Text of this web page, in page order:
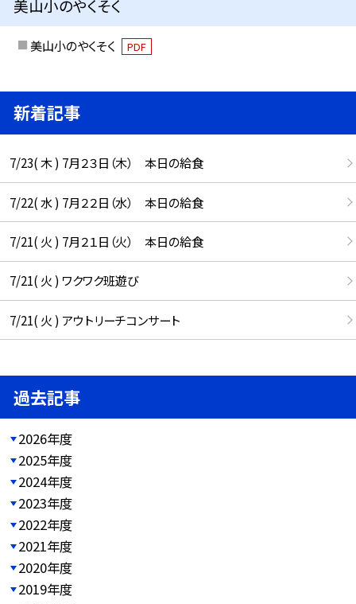
美山小のやくそく
美山小のやくそく PDF
新着記事
7/23( 木 ) 7月２３日（木） 本日の給食
7/22( 水 ) 7月２２日（水） 本日の給食
7/21( 火 ) 7月２１日（火） 本日の給食
7/21( 火 ) ワクワク班遊び
7/21( 火 ) アウトリーチコンサート
過去記事
2026年度
2025年度
2024年度
2023年度
2022年度
2021年度
2020年度
2019年度